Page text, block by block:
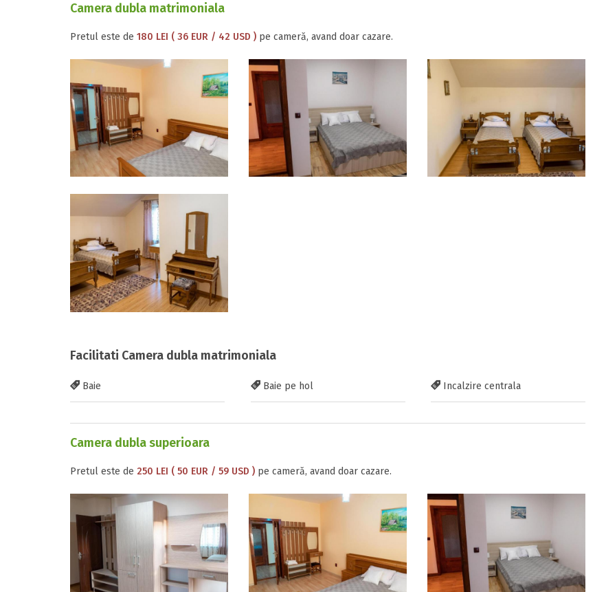
Camera dubla matrimoniala
Pretul este de 180 LEI ( 36 EUR / 42 USD ) pe cameră, avand doar cazare.
Facilitati Camera dubla matrimoniala
Baie Baie pe hol Incalzire centrala
Camera dubla superioara
Pretul este de 250 LEI ( 50 EUR / 59 USD ) pe cameră, avand doar cazare.